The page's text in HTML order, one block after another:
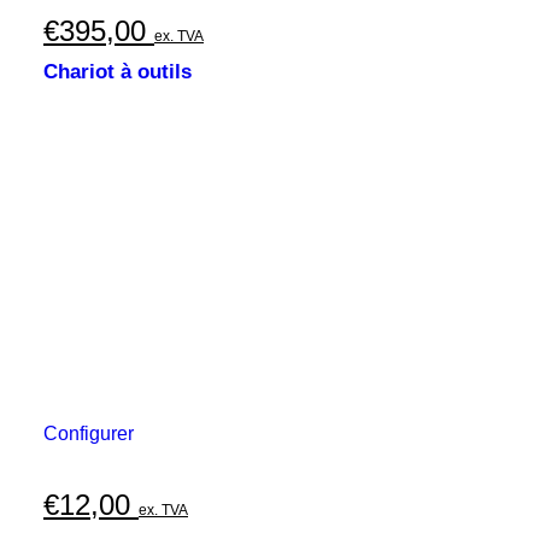
€395,00 ex. TVA
Chariot à outils
Configurer
€12,00 ex. TVA